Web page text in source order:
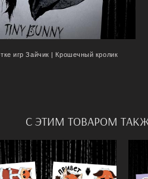
игр Зайчик | Крошечный кролик
С ЭТИМ ТОВАРОМ